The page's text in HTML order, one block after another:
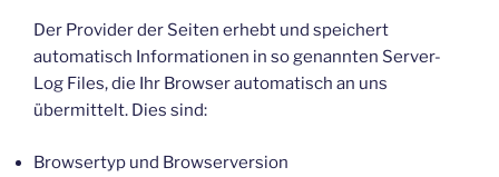
Der Provider der Seiten erhebt und speichert
automatisch Informationen in so genannten Server-
Log Files, die Ihr Browser automatisch an uns
übermittelt. Dies sind:
Browsertyp und Browserversion